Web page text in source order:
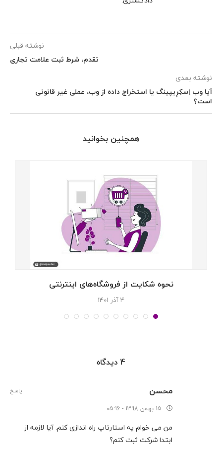
نوشته قبلی
تقدم، شرط ثبت علامت تجاری
نوشته بعدی
آیا وب ­اِسکِرِیپینگ یا استخراج داده از وب، عملی غیر قانونی
است؟
همچنین بخوانید
نحوه شکایت از فروشگاه‌های اینترنتی
4 آذر 1401
4 دیدگاه
محسن
15 بهمن 1398 - 05:16
من می خوام یه استارتاپ راه اندازی کنم. آیا لازمه از
ابتدا شرکت ثبت کنم؟
پاسخ